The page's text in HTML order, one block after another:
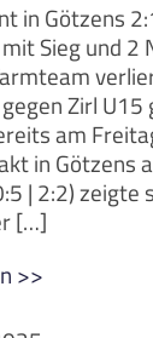
in Götzens
Sieg und 2
Zirl
am
in Götzens
| 2:2) zeigte
[…]
>>